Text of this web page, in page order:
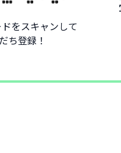
をスキャンして
ち登録！